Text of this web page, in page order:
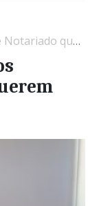
melhor os serviços